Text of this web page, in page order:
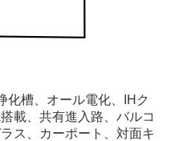
化槽、オール電化、IHク
載、共有進入路、バルコ
ス、カーポート、対面キ